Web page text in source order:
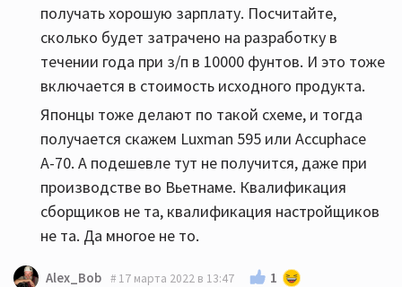
получать хорошую зарплату. Посчитайте,
сколько будет затрачено на разработку в
течении года при з/п в 10000 фунтов. И это тоже
включается в стоимость исходного продукта.
Японцы тоже делают по такой схеме, и тогда
получается скажем Luxman 595 или Accuphace
А-70. А подешевле тут не получится, даже при
производстве во Вьетнаме. Квалификация
сборщиков не та, квалификация настройщиков
не та. Да многое не то.
Alex_Bob 17 марта 2022 в 13:47 1